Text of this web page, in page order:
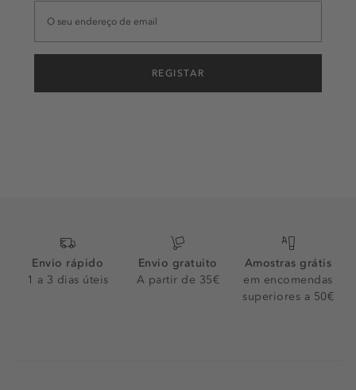
REGISTAR
Envio rápido
1 a 3 dias úteis
Envio gratuito
A partir de 35€
Amostras grátis
em encomendas
superiores a 50€